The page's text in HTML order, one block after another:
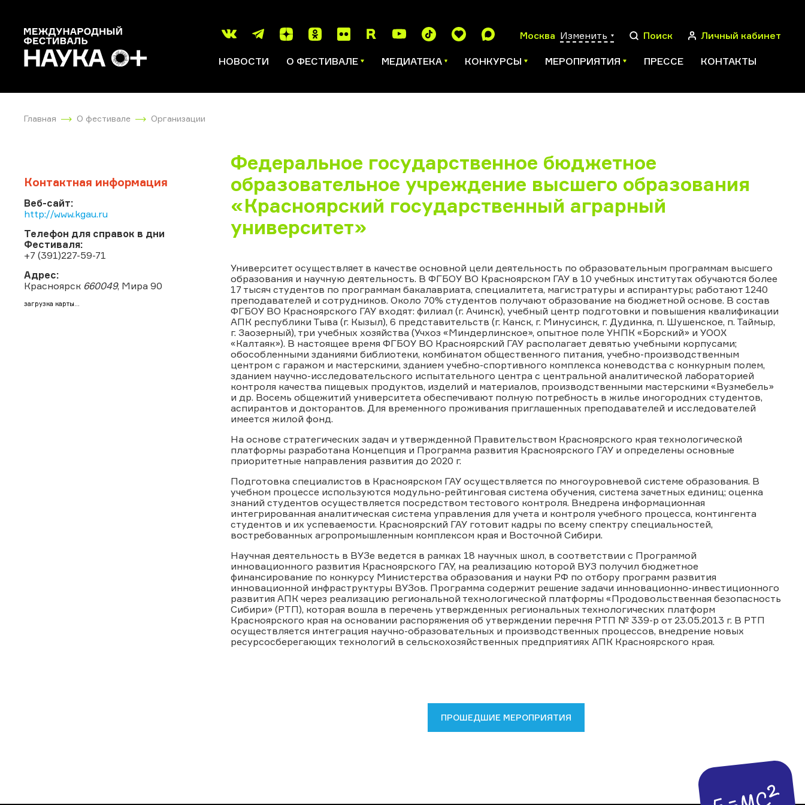
Москва Изменить Поиск Личный кабинет
НОВОСТИ О ФЕСТИВАЛЕ МЕДИАТЕКА КОНКУРСЫ МЕРОПРИЯТИЯ ПРЕССЕ КОНТАКТЫ
Главная О фестивале Организации
Контактная информация
Веб-сайт:
http://www.kgau.ru
Телефон для справок в дни
Фестиваля:
+7 (391)227-59-71
Адрес:
Красноярск 660049, Мира 90
загрузка карты...
Федеральное государственное бюджетное
образовательное учреждение высшего образования
«Красноярский государственный аграрный
университет»
Университет осуществляет в качестве основной цели деятельность по образовательным программам высшего
образования и научную деятельность. В ФГБОУ ВО Красноярском ГАУ в 10 учебных институтах обучаются более
17 тысяч студентов по программам бакалавриата, специалитета, магистратуры и аспирантуры; работают 1240
преподавателей и сотрудников. Около 70% студентов получают образование на бюджетной основе. В состав
ФГБОУ ВО Красноярского ГАУ входят: филиал (г. Ачинск), учебный центр подготовки и повышения квалификации
АПК республики Тыва (г. Кызыл), 6 представительств (г. Канск, г. Минусинск, г. Дудинка, п. Шушенское, п. Таймыр,
г. Заозерный), три учебных хозяйства (Учхоз «Миндерлинское», опытное поле УНПК «Борский» и УООХ
«Калтаяк»). В настоящее время ФГБОУ ВО Красноярский ГАУ располагает девятью учебными корпусами;
обособленными зданиями библиотеки, комбинатом общественного питания, учебно-производственным
центром с гаражом и мастерскими, зданием учебно-спортивного комплекса коневодства с конкурным полем,
зданием научно-исследовательского испытательного центра с центральной аналитической лабораторией
контроля качества пищевых продуктов, изделий и материалов, производственными мастерскими «Вузмебель»
и др. Восемь общежитий университета обеспечивают полную потребность в жилье иногородних студентов,
аспирантов и докторантов. Для временного проживания приглашенных преподавателей и исследователей
имеется жилой фонд.
На основе стратегических задач и утвержденной Правительством Красноярского края технологической
платформы разработана Концепция и Программа развития Красноярского ГАУ и определены основные
приоритетные направления развития до 2020 г.
Подготовка специалистов в Красноярском ГАУ осуществляется по многоуровневой системе образования. В
учебном процессе используются модульно-рейтинговая система обучения, система зачетных единиц; оценка
знаний студентов осуществляется посредством тестового контроля. Внедрена информационная
интегрированная аналитическая система управления для учета и контроля учебного процесса, контингента
студентов и их успеваемости. Красноярский ГАУ готовит кадры по всему спектру специальностей,
востребованных агропромышленным комплексом края и Восточной Сибири.
Научная деятельность в ВУЗе ведется в рамках 18 научных школ, в соответствии с Программой
инновационного развития Красноярского ГАУ, на реализацию которой ВУЗ получил бюджетное
финансирование по конкурсу Министерства образования и науки РФ по отбору программ развития
инновационной инфраструктуры ВУЗов. Программа содержит решение задачи инновационно-инвестиционного
развития АПК через реализацию региональной технологической платформы «Продовольственная безопасность
Сибири» (РТП), которая вошла в перечень утвержденных региональных технологических платформ
Красноярского края на основании распоряжения об утверждении перечня РТП № 339-р от 23.05.2013 г. В РТП
осуществляется интеграция научно-образовательных и производственных процессов, внедрение новых
ресурсосберегающих технологий в сельскохозяйственных предприятиях АПК Красноярского края.
ПРОШЕДШИЕ МЕРОПРИЯТИЯ